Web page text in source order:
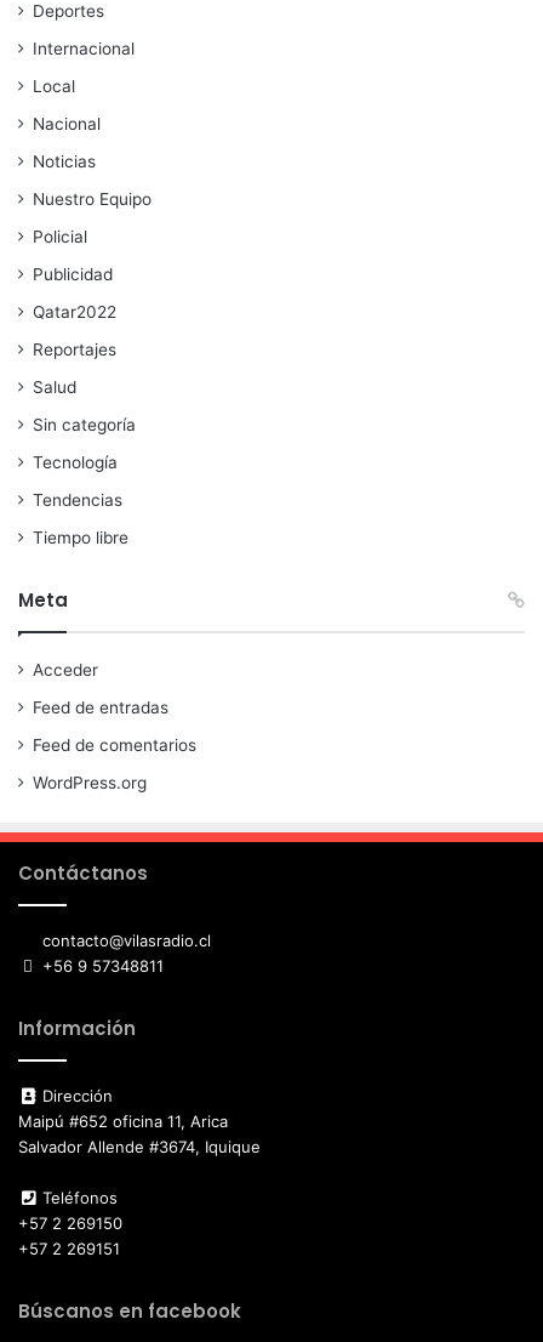
Deportes
Internacional
Local
Nacional
Noticias
Nuestro Equipo
Policial
Publicidad
Qatar2022
Reportajes
Salud
Sin categoría
Tecnología
Tendencias
Tiempo libre
Meta
Acceder
Feed de entradas
Feed de comentarios
WordPress.org
Contáctanos
contacto@vilasradio.cl
+56 9 57348811
Información
Dirección
Maipú #652 oficina 11, Arica
Salvador Allende #3674, Iquique
Teléfonos
+57 2 269150
+57 2 269151
Búscanos en facebook